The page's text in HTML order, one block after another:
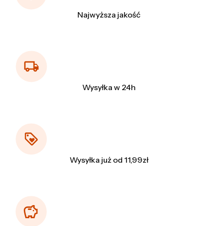
Najwyższa jakość
Wysyłka w 24h
Wysyłka już od 11,99zł